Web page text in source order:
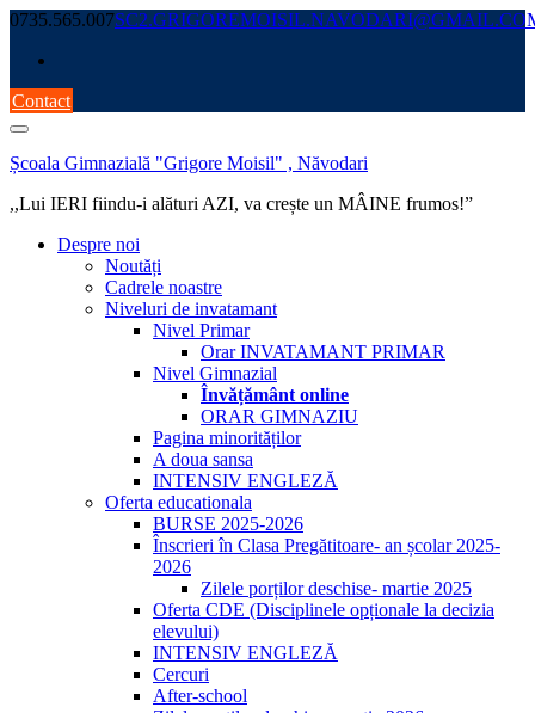
Skip
content
0735.565.007
Contact
Școala Gimnazială "Grigore Moisil" , Năvodari
,,Lui IERI fiindu-i alături AZI, va crește un MÂINE frumos!”
Despre noi
Noutăți
Cadrele noastre
Niveluri de invatamant
Nivel Primar
Orar INVATAMANT PRIMAR
Nivel Gimnazial
Învățământ online
ORAR GIMNAZIU
Pagina minorităților
A doua sansa
INTENSIV ENGLEZĂ
Oferta educationala
BURSE 2025-2026
Înscrieri în Clasa Pregătitoare- an școlar 2025-
2026
Zilele porților deschise- martie 2025
Oferta CDE (Disciplinele opționale la decizia
elevului)
INTENSIV ENGLEZĂ
Cercuri
After-school